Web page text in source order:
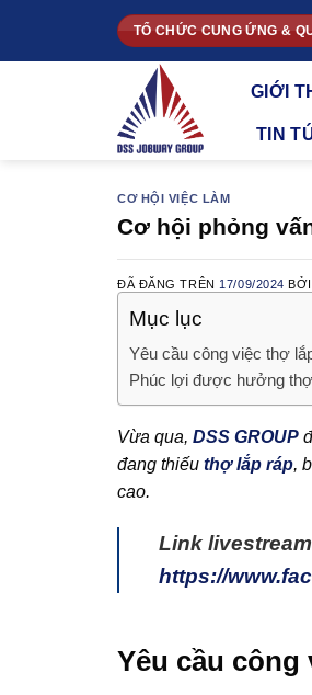
nội
TỔ CHỨC CUNG ỨNG &
GIỚI
TIN
CƠ HỘI VIỆC LÀM
Cơ hội phỏng
ĐÃ ĐĂNG TRÊN 17/09/2024 BỞI
Mục lục
️Yêu cầu công việc thợ
Phúc lợi được hưởng
Vừa qua, DSS GROUP
đang thiếu thợ lắp ráp,
cao.
Link
https://
️Yêu cầu